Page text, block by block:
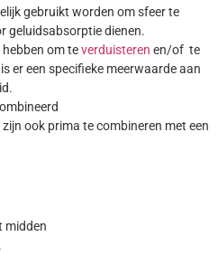
gebruikt worden om sfeer te
geluidsabsorptie dienen.
om teverduisteren en/of te
er een specifieke meerwaarde aan
ook prima te combineren met een
midden
.